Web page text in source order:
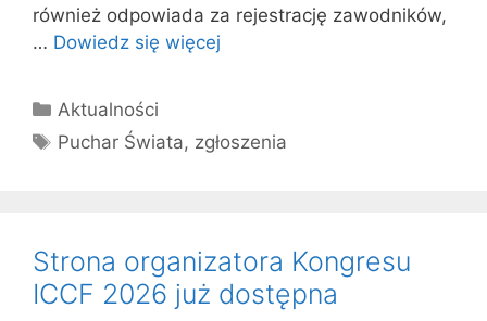
również odpowiada za rejestrację zawodników,
… Dowiedz się więcej
Kategorie
Aktualności
Tagi
Puchar Świata, zgłoszenia
Strona organizatora Kongresu
ICCF 2026 już dostępna